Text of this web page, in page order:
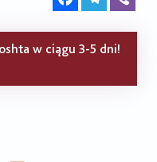
w ciągu 3-5 dni!